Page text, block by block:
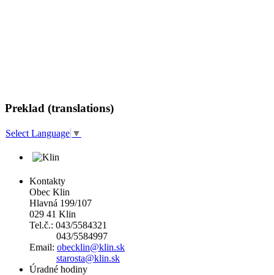
Preklad (translations)
Select Language ▼
Kontakty
Obec Klin
Hlavná 199/107
029 41 Klin
Tel.č.: 043/5584321
043/5584997
Email: obecklin@klin.sk
starosta@klin.sk
Úradné hodiny